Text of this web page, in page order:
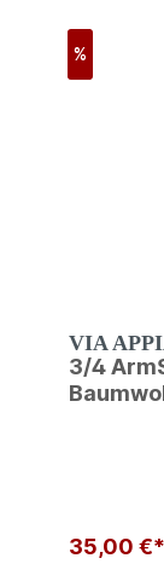
%
VIA
3/4
35,00 €*